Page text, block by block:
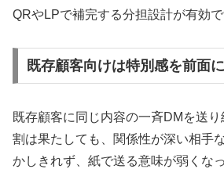
QRやLPで補完する分担設計が有効で
既存顧客向けは特別感を前面
既存顧客に同じ内容の一斉DMを送
割は果たしても、関係性が深い相手
かしきれず、紙で送る意味が弱くな